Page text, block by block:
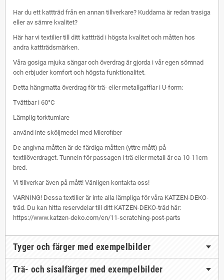
Har du ett kattträd från en annan tillverkare? Kuddarna är redan trasiga
eller av sämre kvalitet?
Här har vi textilier till ditt kattträd i högsta kvalitet och måtten hos
andra kattträdsmärken.
Våra gosiga mjuka sängar och överdrag är gjorda i vår egen sömnad
och erbjuder komfort och högsta funktionalitet.
Detta hängmatta överdrag för trä- eller metallgafflar i U-form:
Tvättbar i 60°C
Lämplig torktumlare
använd inte sköljmedel med Microfiber
De angivna måtten är de färdiga måtten (yttre mått) på
textilöverdraget. Tunneln för passagen i trä eller metall är ca 10-11cm
bred.
Vi tillverkar även på mått! Vänligen kontakta oss!
VARNING! Dessa textilier är inte alla lämpliga för våra KATZEN-DEKO-
träd. Du kan hitta reservdelar till ditt KATZEN-DEKO-träd här:
https://www.katzen-deko.com/en/11-scratching-post-parts
Tyger och färger med exempelbilder
Trä- och sisalfärger med exempelbilder